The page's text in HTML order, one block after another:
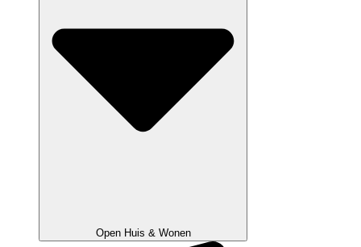
Open Huis & Wonen